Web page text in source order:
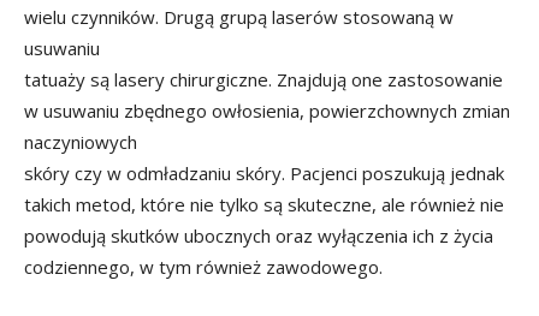
wielu czynników. Drugą grupą laserów stosowaną w
usuwaniu
tatuaży są lasery chirurgiczne. Znajdują one zastosowanie
w usuwaniu zbędnego owłosienia, powierzchownych zmian
naczyniowych
skóry czy w odmładzaniu skóry. Pacjenci poszukują jednak
takich metod, które nie tylko są skuteczne, ale również nie
powodują skutków ubocznych oraz wyłączenia ich z życia
codziennego, w tym również zawodowego.